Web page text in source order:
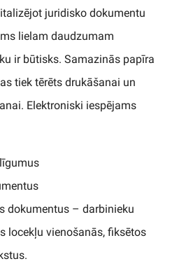
juridisko dokumentu
lielam daudzumam
ir būtisks. Samazinās papīra
tiek tērēts drukāšanai un
Elektroniski iespējams
dokumentus – darbinieku
locekļu vienošanās, fiksētos